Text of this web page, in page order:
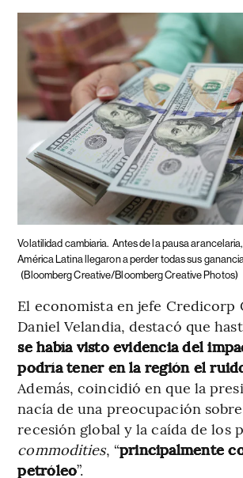
Volatilidad cambiaria. Antes de la pausa
América Latina llegaron a perder todas sus
(Bloomberg Creative/Bloomberg Creative Photos)
El economista en jefe Credicorp
Daniel Velandia, destacó que
se había visto evidencia del
podría tener en la región el
Además, coincidió en que la
nacía de una preocupación
recesión global y la caída de los
commodities, “principalmente
petróleo”.